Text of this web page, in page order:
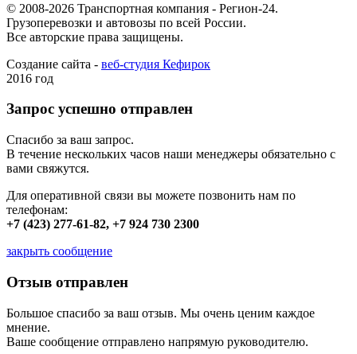
© 2008-2026 Транспортная компания - Регион-24.
Грузоперевозки и автовозы по всей России.
Все авторские права защищены.
Создание сайта - веб-студия Кефирок
2016 год
Запрос успешно отправлен
Спасибо за ваш запрос.
В течение нескольких часов наши менеджеры обязательно с
вами свяжутся.
Для оперативной связи вы можете позвонить нам по
телефонам:
+7 (423) 277-61-82, +7 924 730 2300
закрыть сообщение
Отзыв отправлен
Большое спасибо за ваш отзыв. Мы очень ценим каждое
мнение.
Ваше сообщение отправлено напрямую руководителю.